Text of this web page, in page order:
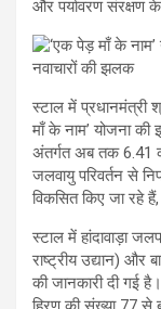
और पर्यावरण संरक्षण
स्टाल में प्रधानमंत्री
माँ के नाम’ योजना
अंतर्गत अब तक 6.41
जलवायु परिवर्तन से
विकसित किए जा रहे हैं,
स्टाल में हांदावाड़ा
राष्ट्रीय उद्यान) और
की जानकारी दी गई